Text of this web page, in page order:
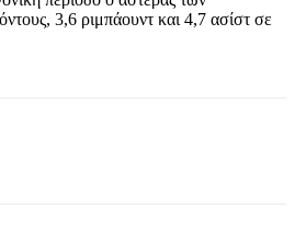
3,6 ριμπάουντ και 4,7 ασίστ σε